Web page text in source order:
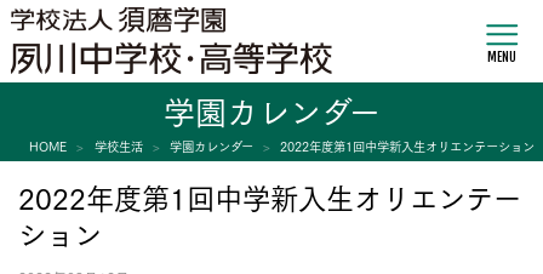
MENU
学園カレンダー
HOME 学校生活 学園カレンダー 2022年度第1回中学新入生オリエンテーション
2022年度第1回中学新入生オリエンテー
ション